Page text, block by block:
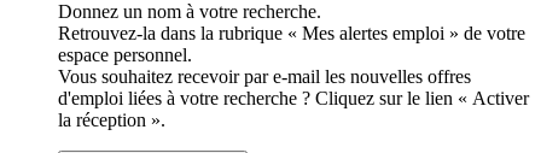
Donnez un nom à votre recherche.
Retrouvez-la dans la rubrique « Mes alertes emploi » de votre
espace personnel.
Vous souhaitez recevoir par e-mail les nouvelles offres
d'emploi liées à votre recherche ? Cliquez sur le lien « Activer
la réception ».